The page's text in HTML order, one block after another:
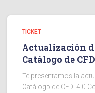
TICKET
Actualización
Catálogo de
Te presentamos la
Catálogo de CFDI 4.0